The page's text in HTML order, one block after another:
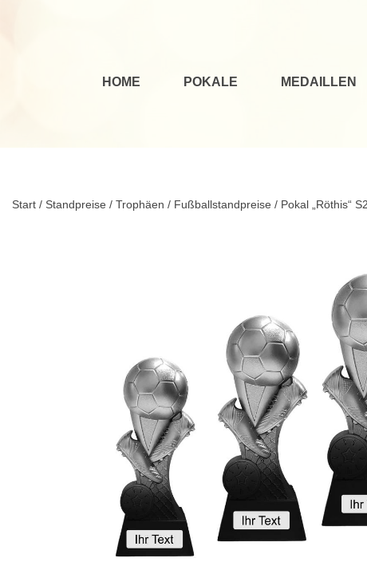
HOME POKALE MEDAILLEN
Start / Standpreise / Trophäen / Fußballstandpreise / Pokal „Röthis“